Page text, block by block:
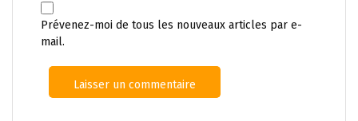
Prévenez-moi de tous les nouveaux articles par e-
mail.